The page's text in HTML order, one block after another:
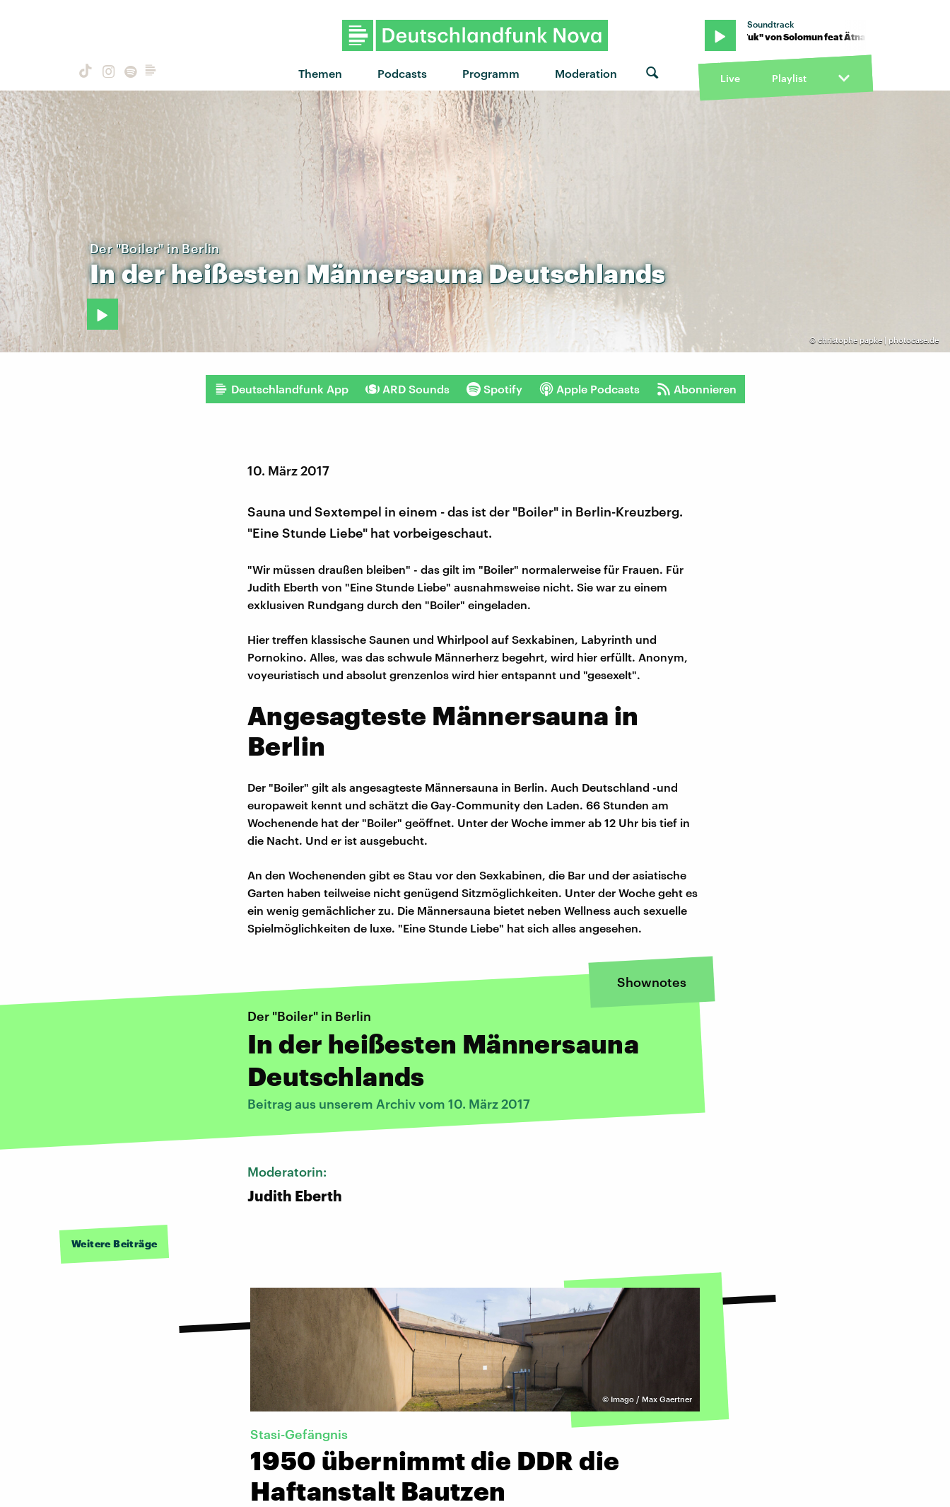
Themen Podcasts Programm Moderation
Soundtrack
"Tuk Tuk" von Solomun feat Ätna · "Tuk Tuk" von Solomun feat Ätna · "Tuk Tuk" von Solomun
Live Playlist
© christophe papke | photocase.de
Der "Boiler" in Berlin
InderheißestenMännersaunaDeutschlands
Deutschlandfunk App ARD Sounds Spotify Apple Podcasts Abonnieren
10. März 2017
Sauna und Sextempel in einem - das ist der "Boiler" in Berlin-Kreuzberg.
"Eine Stunde Liebe" hat vorbeigeschaut.
"Wir müssen draußen bleiben" - das gilt im "Boiler" normalerweise für Frauen. Für
Judith Eberth von "Eine Stunde Liebe" ausnahmsweise nicht. Sie war zu einem
exklusiven Rundgang durch den "Boiler" eingeladen.
Hier treffen klassische Saunen und Whirlpool auf Sexkabinen, Labyrinth und
Pornokino. Alles, was das schwule Männerherz begehrt, wird hier erfüllt. Anonym,
voyeuristisch und absolut grenzenlos wird hier entspannt und "gesexelt".
Angesagteste Männersauna in
Berlin
Der "Boiler" gilt als angesagteste Männersauna in Berlin. Auch Deutschland -und
europaweit kennt und schätzt die Gay-Community den Laden. 66 Stunden am
Wochenende hat der "Boiler" geöffnet. Unter der Woche immer ab 12 Uhr bis tief in
die Nacht. Und er ist ausgebucht.
An den Wochenenden gibt es Stau vor den Sexkabinen, die Bar und der asiatische
Garten haben teilweise nicht genügend Sitzmöglichkeiten. Unter der Woche geht es
ein wenig gemächlicher zu. Die Männersauna bietet neben Wellness auch sexuelle
Spielmöglichkeiten de luxe. "Eine Stunde Liebe" hat sich alles angesehen.
Shownotes
Der "Boiler" in Berlin
In der heißesten Männersauna
Deutschlands
Beitrag aus unserem Archiv vom 10. März 2017
Moderatorin:
Judith Eberth
Weitere Beiträge
© Imago / Max Gaertner
Stasi-Gefängnis
1950 übernimmt die DDR die
Haftanstalt Bautzen